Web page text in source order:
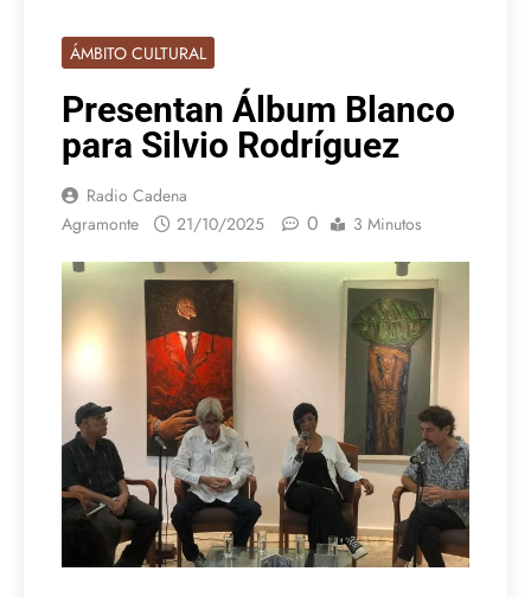
ÁMBITO CULTURAL
Presentan Álbum Blanco
para Silvio Rodríguez
Radio Cadena
Agramonte
21/10/2025 0 3 Minutos